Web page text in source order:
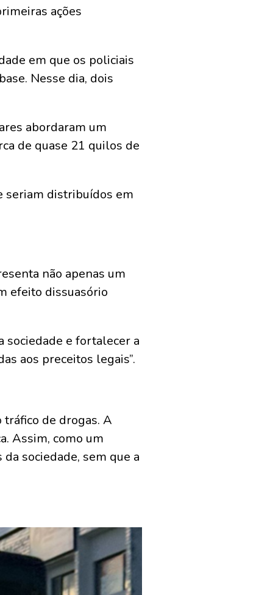
ações
em que os policiais
Nesse dia, dois
abordaram um
de quase 21 quilos de
seriam distribuídos em
não apenas um
efeito dissuasório
sociedade e fortalecer a
aos preceitos legais”.
tráfico de drogas. A
Assim, como um
sociedade, sem que a